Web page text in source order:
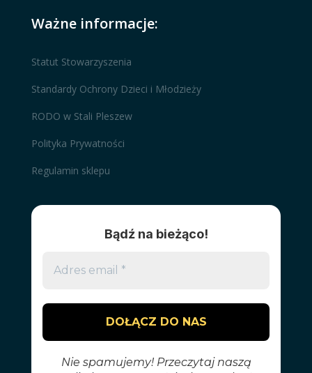
Ważne informacje:
Statut Stowarzyszenia
Standardy Ochrony Dzieci i Młodzieży
RODO w Stali Pleszew
Polityka Prywatności
Regulamin sklepu